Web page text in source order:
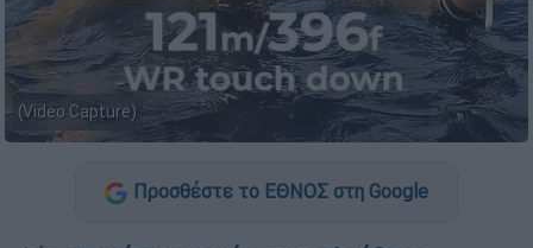
(Video Capture)
Προσθέστε το ΕΘΝΟΣ στη Google